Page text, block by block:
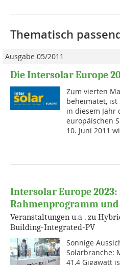
Thematisch
Ausgabe 05/2011
Die Intersolar Europe
Zum vierten
beheimatet, ist
in diesem
europäischen
10. Juni 2011
Intersolar Europe 2023:
Rahmenprogramm und
Veranstaltungen u.a . zu
Building-Integrated-PV
Sonnige
Solarbranche:
41,4 Gigawatt